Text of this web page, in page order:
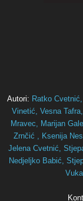
Autori: Ratko Cvetnić,
Vinetić, Vesna Tafra,
Mravec,
Marijan
Zrnčić ,
Ksenija
Jelena Cvetnić,
Nedjeljko Babić,